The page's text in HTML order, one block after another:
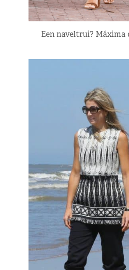
Een naveltrui?